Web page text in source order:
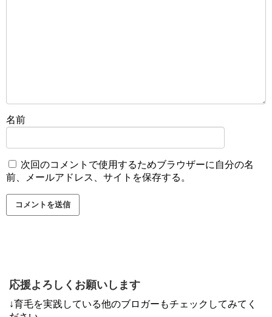
名前
次回のコメントで使用するためブラウザーに自分の名
前、メールアドレス、サイトを保存する。
応援よろしくお願いします
↓育毛を実践している他のブロガーもチェックしてみてく